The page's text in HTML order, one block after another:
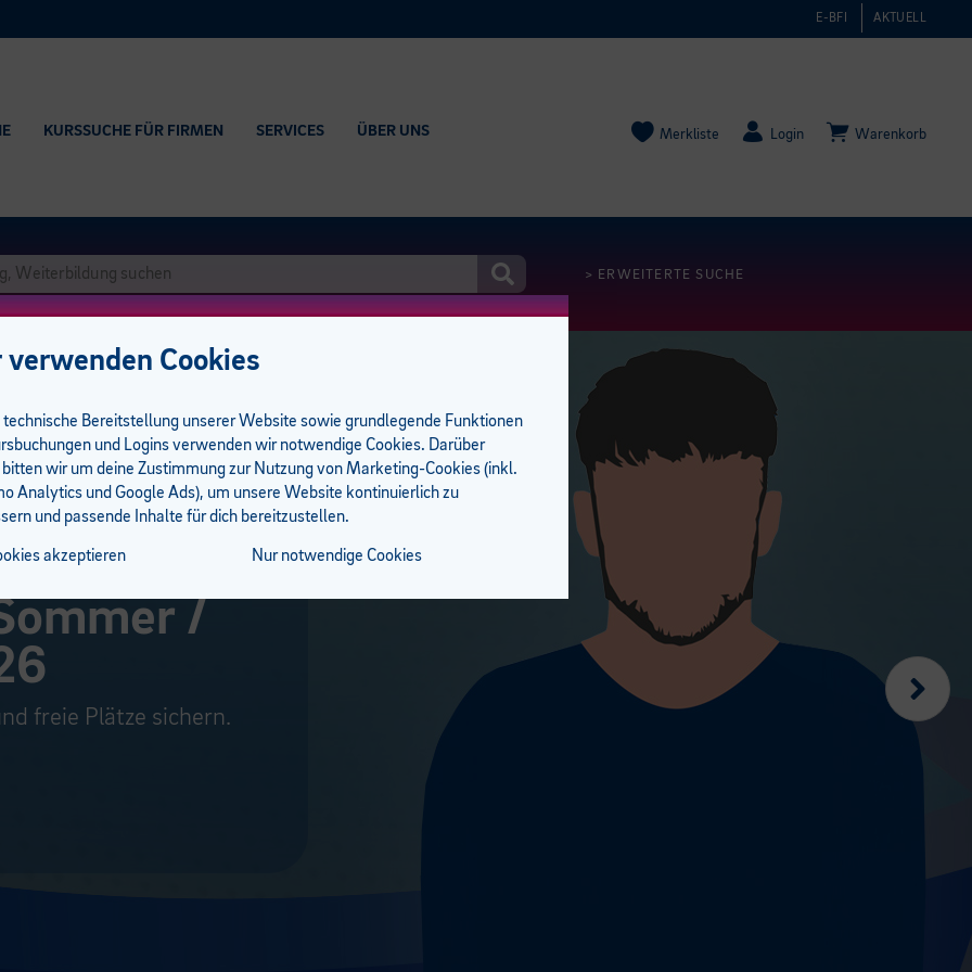
E-BFI AKTUELL
KURSSUCHE FÜR FIRMEN SERVICES ÜBER UNS Merkliste Login Warenkorb
> ERWEITERTE SUCHE
ist da!
/
freie Plätze sichern.
Cookies
technische Bereitstellung unserer Website sowie grundlegende Funktionen
und Logins verwenden wir notwendige Cookies. Darüber
bitten wir um deine Zustimmung zur Nutzung von Marketing-Cookies (inkl.
Analytics und Google Ads), um unsere Website kontinuierlich zu
und passende Inhalte für dich bereitzustellen.
akzeptieren Nur notwendige Cookies